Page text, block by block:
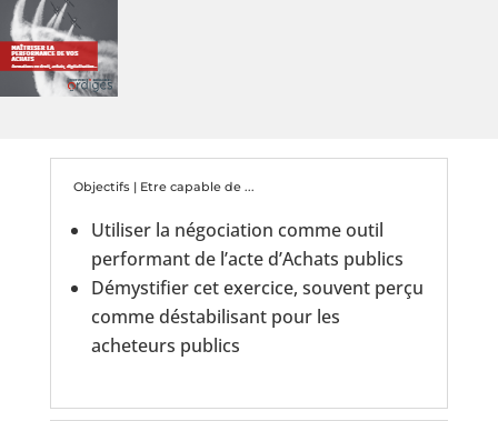
Objectifs | Etre capable de ...
Utiliser la négociation comme outil
performant de l’acte d’Achats publics
Démystifier cet exercice, souvent perçu
comme déstabilisant pour les
acheteurs publics